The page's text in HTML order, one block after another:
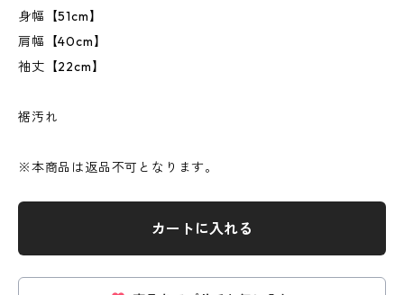
身幅【51cm】
肩幅【40cm】
袖丈【22cm】
裾汚れ
※本商品は返品不可となります。
カートに入れる